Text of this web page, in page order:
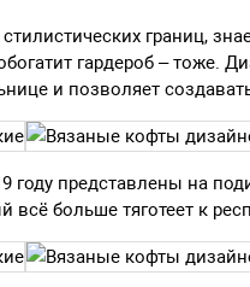
границ,
гардероб – тоже.
и позволяет
представлены на
всё больше тяготеет к